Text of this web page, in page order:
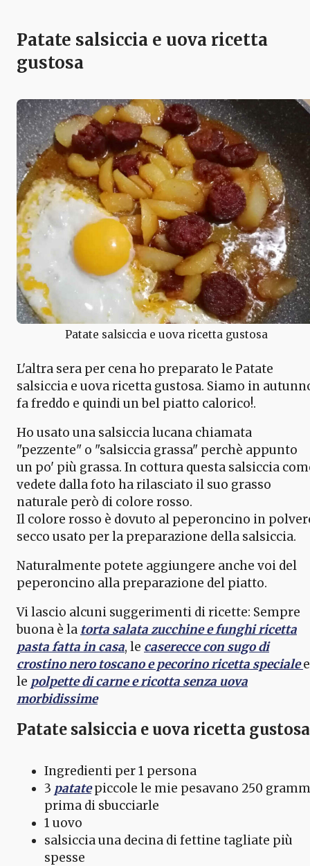
Patate salsiccia e uova ricetta
gustosa
Patate salsiccia e uova ricetta gustosa
L'altra sera per cena ho preparato le Patate
salsiccia e uova ricetta gustosa. Siamo in
fa freddo e quindi un bel piatto calorico!.
Ho usato una salsiccia lucana chiamata
"pezzente" o "salsiccia grassa" perchè appunto
un po' più grassa. In cottura questa salsiccia
vedete dalla foto ha rilasciato il suo grasso
naturale però di colore rosso.
Il colore rosso è dovuto al peperoncino in
secco usato per la preparazione della salsiccia.
Naturalmente potete aggiungere anche voi del
peperoncino alla preparazione del piatto.
Vi lascio alcuni suggerimenti di ricette: Sempre
buona è la torta salata zucchine e funghi ricetta
pasta fatta in casa, le caserecce con sugo di
crostino nero toscano e pecorino ricetta specialee
le polpette di carne e ricotta senza uova
morbidissime
Patate salsiccia e uova ricetta gustosa
Ingredienti per 1 persona
3 patatepiccole le mie pesavano 250
prima di sbucciarle
1 uovo
salsiccia una decina di fettine tagliate più
spesse